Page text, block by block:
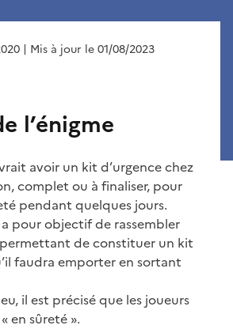
| Mis à jour le 01/08/2023
l’énigme
avoir un kit d’urgence chez
complet ou à finaliser, pour
pendant quelques jours.
pour objectif de rassembler
de constituer un kit
faudra emporter en sortant
il est précisé que les joueurs
en sûreté ».